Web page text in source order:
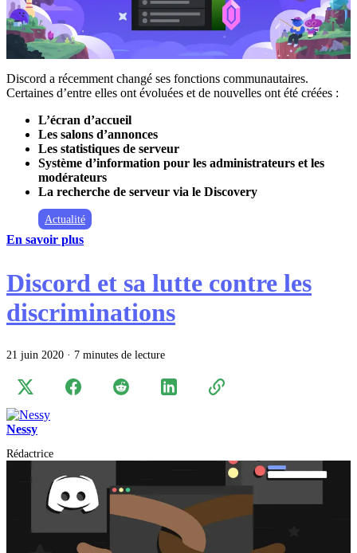
Discord a récemment changé ses fonctions communautaires.
Certaines d’entre elles ont évoluées et de nouvelles ont été créées :
L’écran d’accueil
Les salons d’annonces
Les statistiques de serveur
Système d’information pour les administrateurs et les
modérateurs
La recherche de serveur via le Discovery
Actualité
En savoir plus
Discord et sa lutte contre les
discriminations
21 juin 2020 · 7 minutes de lecture
Nessy
Rédactrice